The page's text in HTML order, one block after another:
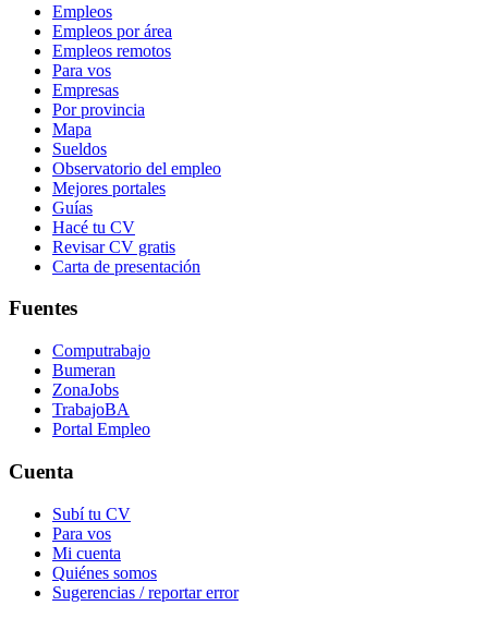
Empleos
Empleos por área
Empleos remotos
Para vos
Empresas
Por provincia
Mapa
Sueldos
Observatorio del empleo
Mejores portales
Guías
Hacé tu CV
Revisar CV gratis
Carta de presentación
Fuentes
Computrabajo
Bumeran
ZonaJobs
TrabajoBA
Portal Empleo
Cuenta
Subí tu CV
Para vos
Mi cuenta
Quiénes somos
Sugerencias / reportar error